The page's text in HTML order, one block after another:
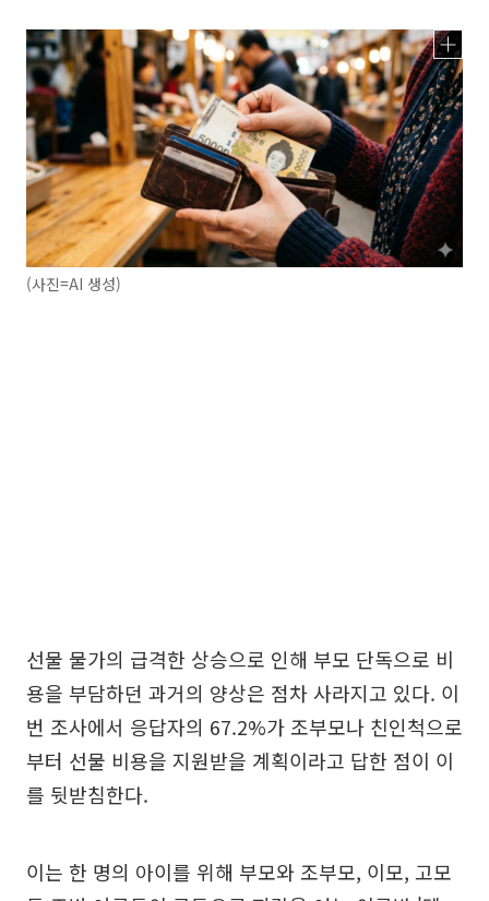
(사진=AI 생성)
선물 물가의 급격한 상승으로 인해 부모 단독으로 비
용을 부담하던 과거의 양상은 점차 사라지고 있다. 이
번 조사에서 응답자의 67.2%가 조부모나 친인척으로
부터 선물 비용을 지원받을 계획이라고 답한 점이 이
를 뒷받침한다.
이는 한 명의 아이를 위해 부모와 조부모, 이모, 고모